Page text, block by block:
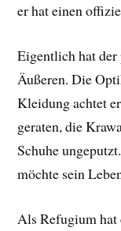
er hat einen
Eigentlich hat
Äußeren. Die
Kleidung achtet
geraten, die
Schuhe
möchte sein
Als Refugium hat